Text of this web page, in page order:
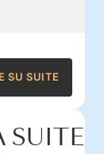
SU SUITE
SUITE